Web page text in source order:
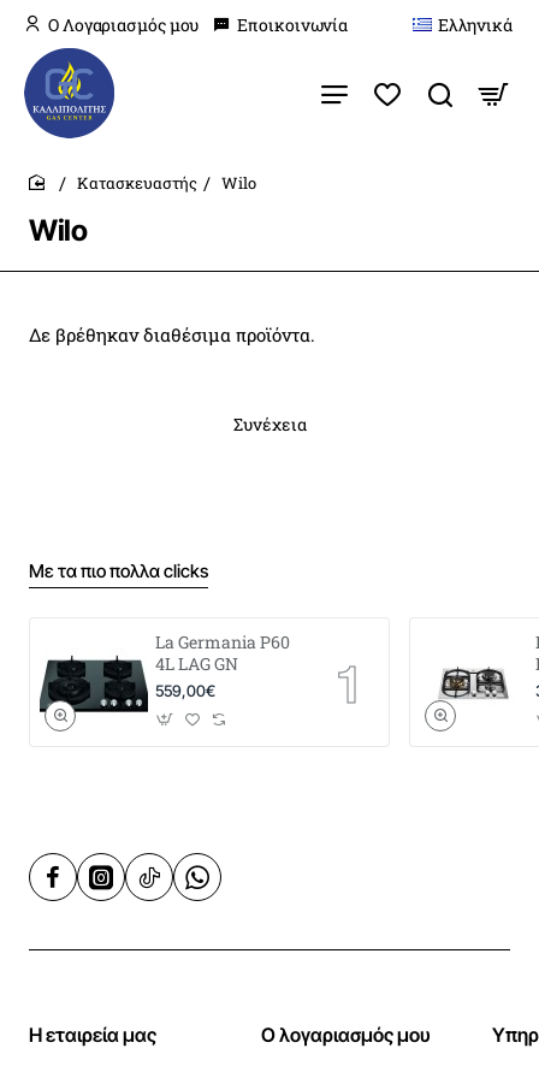
O Λογαριασμός μου Εποικοινωνία Ελληνικά
Wilo
home
Κατασκευαστής Wilo
Δε βρέθηκαν διαθέσιμα προϊόντα.
Συνέχεια
Με τα πιο πολλα clicks
La Germania P60
4L LAG GN
559,00€
Η εταιρεία μας Ο λογαριασμός μου